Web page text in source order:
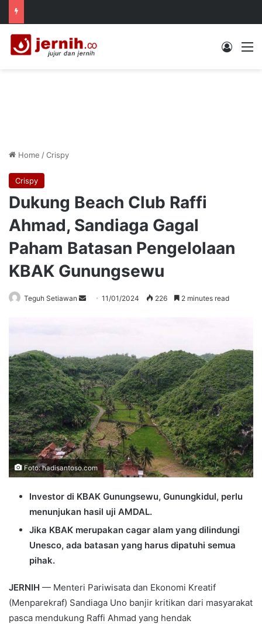
Log In
Home /Crispy
Crispy
Dukung Beach Club Raffi
Ahmad, Sandiaga Gagal
Paham Batasan Pengelolaan
KBAK Gunungsewu
Teguh Setiawan
Send11/01/2024 226 2 minutes read
Foto: hadisantoso.com
Investor di KBAK Gunungsewu, Gunungkidul, perlu
menunjukan hasil uji AMDAL.
Jika KBAK merupakan cagar alam yang dilindungi
Unesco, ada batasan yang harus dipatuhi semua
pihak.
JERNIH — Menteri Pariwisata dan Ekonomi Kreatif
(Menparekraf) Sandiaga Uno banjir kritikan dari masyarakat
pasca mendukung Raffi Ahmad yang hendak